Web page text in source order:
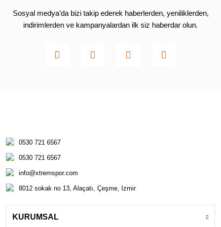
Sosyal medya’da bizi takip ederek haberlerden, yeniliklerden,
indirimlerden ve kampanyalardan ilk siz haberdar olun.
0530 721 6567
0530 721 6567
info@xtremspor.com
8012 sokak no 13, Alaçatı, Çeşme, Izmir
KURUMSAL